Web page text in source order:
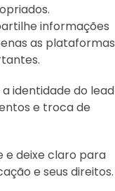
informações
as plataformas
identidade do lead
e troca de
e deixe claro para
e seus direitos.